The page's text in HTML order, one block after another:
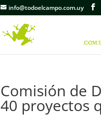
info@todoelcampo.com.uy
Comisión de
40 proyectos